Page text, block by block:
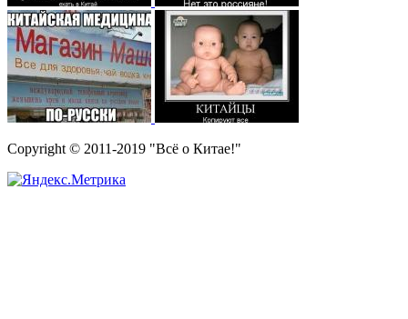
Copyright © 2011-2019 "Всё о Китае!"